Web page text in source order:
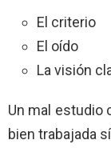
El criterio
El oído
La visión
Un mal estudio
bien trabajada